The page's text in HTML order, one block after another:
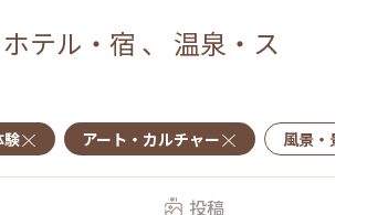
ホテル・宿 、 温泉・ス
験 アート・カルチャー 風景・景色
投稿